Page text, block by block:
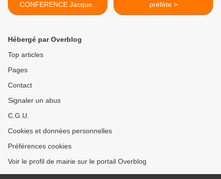
CONFERENCE Jacques
SIRAT
préfète >
Hébergé par Overblog
Top articles
Pages
Contact
Signaler un abus
C.G.U.
Cookies et données personnelles
Préférences cookies
Voir le profil de mairie sur le portail Overblog